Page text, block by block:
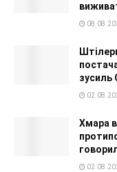
зусиль
Хмара